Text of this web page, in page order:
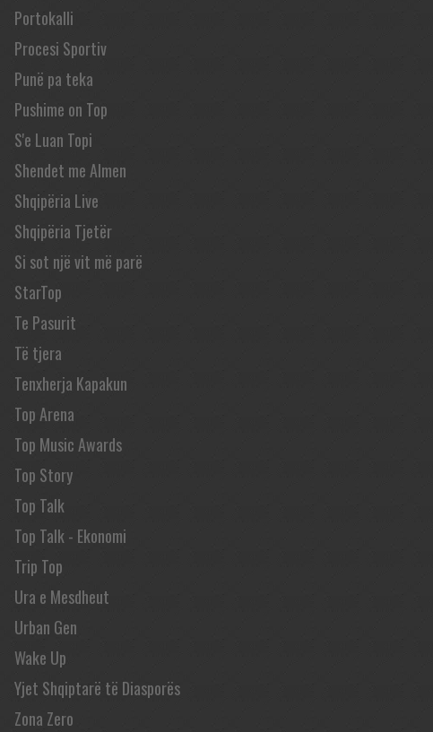
Portokalli
Procesi Sportiv
Punë pa teka
Pushime on Top
S'e Luan Topi
Shendet me Almen
Shqipëria Live
Shqipëria Tjetër
Si sot një vit më parë
StarTop
Te Pasurit
Të tjera
Tenxherja Kapakun
Top Arena
Top Music Awards
Top Story
Top Talk
Top Talk - Ekonomi
Trip Top
Ura e Mesdheut
Urban Gen
Wake Up
Yjet Shqiptarë të Diasporës
Zona Zero